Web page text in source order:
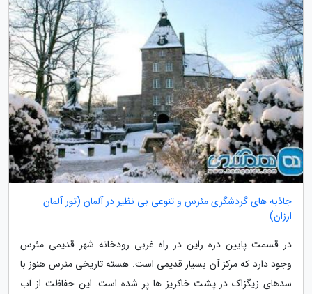
جاذبه های گردشگری مئرس و تنوعی بی نظیر در آلمان (تور آلمان
ارزان)
در قسمت پایین دره راین در راه غربی رودخانه شهر قدیمی مئرس
وجود دارد که مرکز آن بسیار قدیمی است. هسته تاریخی مئرس هنوز با
سدهای زیگزاک در پشت خاکریز ها پر شده است. این حفاظت از آب